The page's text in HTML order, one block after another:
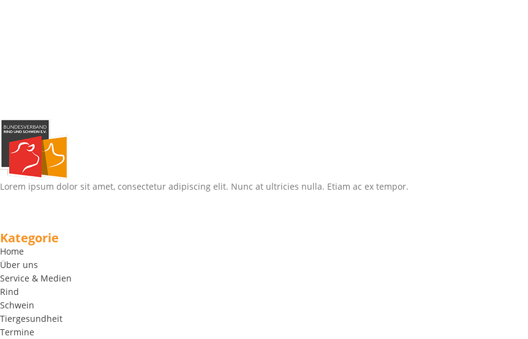
Lorem ipsum dolor sit amet, consectetur adipiscing elit. Nunc at ultricies nulla. Etiam ac ex tempor.
Kategorie
Home
Über uns
Service & Medien
Rind
Schwein
Tiergesundheit
Termine